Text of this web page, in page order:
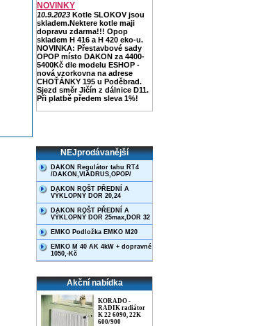
NOVINKY
10.9.2023 Kotle SLOKOV jsou
skladem.Nektere kotle maji
dopravu zdarma!!! Opop
skladem H 416 a H 420 eko-u.
NOVINKA: Přestavbové sady
OPOP místo DAKON za 4400-
5400Kč dle modelu ESHOP -
nová vzorkovna na adrese
CHOŤÁNKY 195 u Poděbrad.
Sjezd směr Jičín z dálnice D11.
Při platbě předem sleva 1%!
NEJprodávanější
DAKON Regulátor tahu RT4
/DAKON,VIADRUS,OPOP/
DAKON ROŠT PŘEDNÍ A
VÝKLOPNÝ DOR 20,24
DAKON ROŠT PŘEDNÍ A
VÝKLOPNÝ DOR 25max,DOR 32
EMKO Podložka EMKO M20
EMKO M 40 AK 4kW + dopravné
1050,-Kč
Akční nabídka
KORADO -
RADIK radiátor
K 22 6090, 22K
600/900